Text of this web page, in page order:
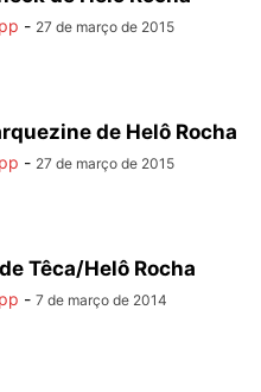
- 27 de março de 2015
de Helô Rocha
- 27 de março de 2015
Têca/Helô Rocha
- 7 de março de 2014